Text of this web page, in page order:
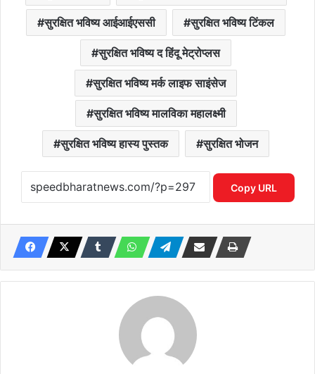
सुरक्षित भविष्य आईआईएससी सुरक्षित भविष्य टिंकल
सुरक्षित भविष्य द हिंदू मेट्रोप्लस
सुरक्षित भविष्य मर्क लाइफ साइंसेज
सुरक्षित भविष्य मालविका महालक्ष्मी
सुरक्षित भविष्य हास्य पुस्तक सुरक्षित भोजन
Copy URL